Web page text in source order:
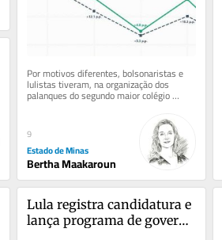
Por motivos diferentes, bolsonaristas e
lulistas tiveram, na organização dos
palanques do segundo maior colégio
eleitoral do país neste pleito de...
9
Estado de Minas
Bertha Maakaroun
Lula registra candidatura e
lança programa de governo